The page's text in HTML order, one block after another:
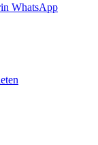
WhatsApp